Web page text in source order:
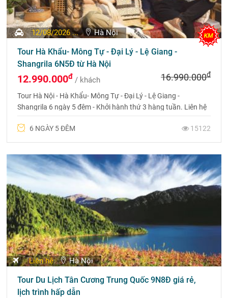
12/08/2026 ... Hà Nội
Tour Hà Khẩu- Mông Tự - Đại Lý - Lệ Giang -
Shangrila 6N5Đ từ Hà Nội
12.990.000đ / khách 16.990.000đ
Tour Hà Nội - Hà Khẩu- Mông Tự - Đại Lý - Lệ Giang -
Shangrila 6 ngày 5 đêm - Khởi hành thứ 3 hàng tuần. Liên hệ
6 NGÀY 5 ĐÊM
15122
Liên hệ Hà Nội
Tour Du Lịch Tân Cương Trung Quốc 9N8Đ giá rẻ,
lịch trình hấp dẫn